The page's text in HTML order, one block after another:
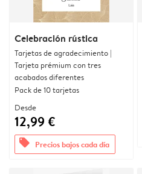
Celebración rústica
Tarjetas de agradecimiento |
Tarjeta prémium con tres
acabados diferentes
Pack de 10 tarjetas
Desde
12,99 €
offers Precios bajos cada día